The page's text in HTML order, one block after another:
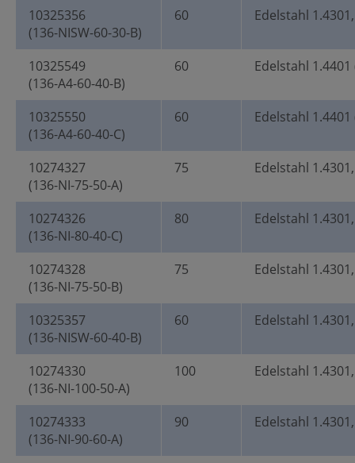
10325356
(136-NISW-60-30-B)
60 Edelstahl
10325549
(136-A4-60-40-B)
60 Edelstahl 1.4401
10325550
(136-A4-60-40-C)
60 Edelstahl 1.4401
10274327
(136-NI-75-50-A)
75 Edelstahl
10274326
(136-NI-80-40-C)
80 Edelstahl
10274328
(136-NI-75-50-B)
75 Edelstahl
10325357
(136-NISW-60-40-B)
60 Edelstahl
10274330
(136-NI-100-50-A)
100 Edelstahl
10274333
(136-NI-90-60-A)
90 Edelstahl